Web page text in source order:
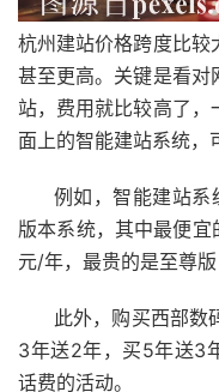
杭州建站价格跨度比较
甚至更高。关键是看对
站，费用就比较高了
面上的智能建站系统，
例如，智能建站
版本系统，其中最便
元/年，最贵的是至尊
此外，购买西部数
3年送2年，买5年送3
话费的活动。